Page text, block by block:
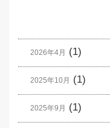
2026年4月 (1)
2025年10月 (1)
2025年9月 (1)